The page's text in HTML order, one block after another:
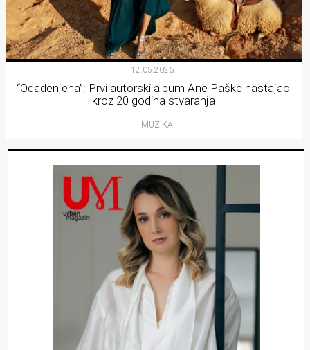
12.05.2026.
“Odadenjena”: Prvi autorski album Ane Paške nastajao
kroz 20 godina stvaranja
MUZIKA